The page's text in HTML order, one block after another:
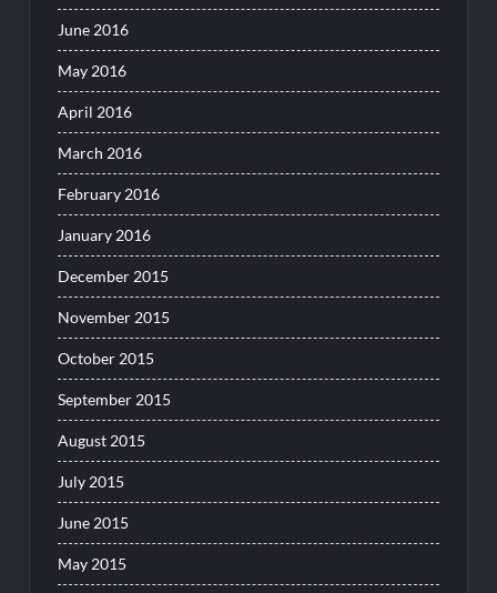
June 2016
May 2016
April 2016
March 2016
February 2016
January 2016
December 2015
November 2015
October 2015
September 2015
August 2015
July 2015
June 2015
May 2015